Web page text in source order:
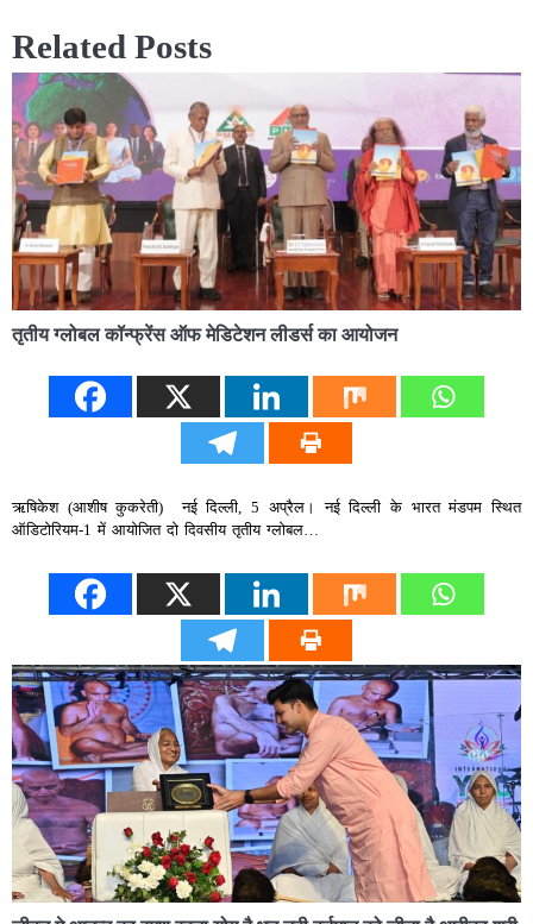
Related Posts
तृतीय ग्लोबल कॉन्फ्रेंस ऑफ मेडिटेशन लीडर्स का आयोजन
ऋषिकेश (आशीष कुकरेती) नई दिल्ली, 5 अप्रैल। नई दिल्ली के भारत मंडपम स्थित
ऑडिटोरियम-1 में आयोजित दो दिवसीय तृतीय ग्लोबल…